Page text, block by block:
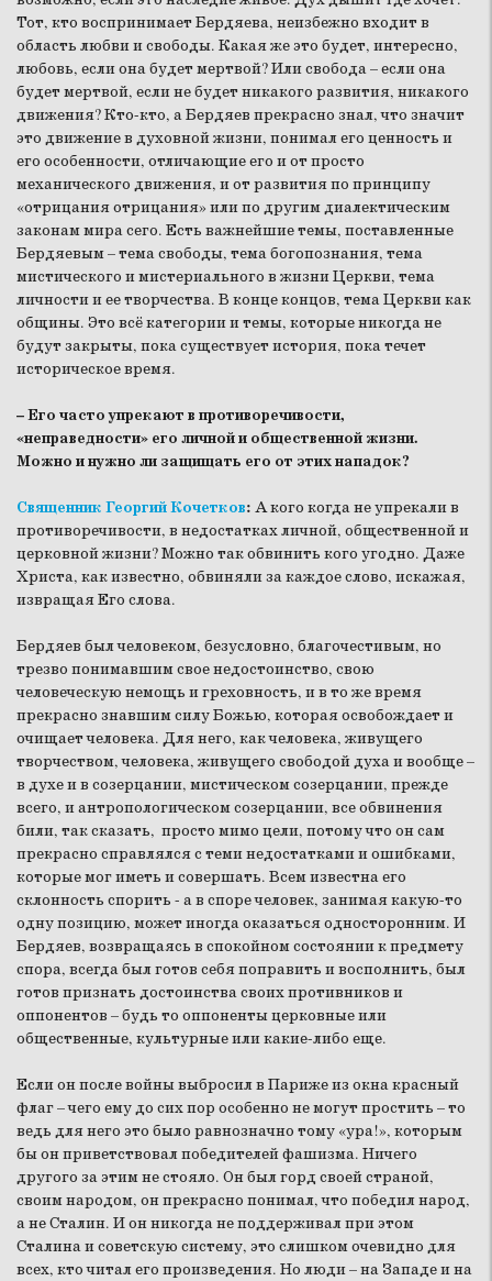
Тот, кто воспринимает Бердяева, неизбежно входит в
область любви и свободы. Какая же это будет, интересно,
любовь, если она будет мертвой? Или свобода – если она
будет мертвой, если не будет никакого развития, никакого
движения? Кто-кто, а Бердяев прекрасно знал, что значит
это движение в духовной жизни, понимал его ценность и
его особенности, отличающие его и от просто
механического движения, и от развития по принципу
«отрицания отрицания» или по другим диалектическим
законам мира сего. Есть важнейшие темы, поставленные
Бердяевым – тема свободы, тема богопознания, тема
мистического и мистериального в жизни Церкви, тема
личности и ее творчества. В конце концов, тема Церкви как
общины. Это всё категории и темы, которые никогда не
будут закрыты, пока существует история, пока течет
историческое время.
– Его часто упрекают в противоречивости,
«неправедности» его личной и общественной жизни.
Можно и нужно ли защищать его от этих нападок?
Священник Георгий Кочетков: А кого когда не упрекали в
противоречивости, в недостатках личной, общественной и
церковной жизни? Можно так обвинить кого угодно. Даже
Христа, как известно, обвиняли за каждое слово, искажая,
извращая Его слова.
Бердяев был человеком, безусловно, благочестивым, но
трезво понимавшим свое недостоинство, свою
человеческую немощь и греховность, и в то же время
прекрасно знавшим силу Божью, которая освобождает и
очищает человека. Для него, как человека, живущего
творчеством, человека, живущего свободой духа и вообще –
в духе и в созерцании, мистическом созерцании, прежде
всего, и антропологическом созерцании, все обвинения
били, так сказать, просто мимо цели, потому что он сам
прекрасно справлялся с теми недостатками и ошибками,
которые мог иметь и совершать. Всем известна его
склонность спорить - а в споре человек, занимая какую-то
одну позицию, может иногда оказаться односторонним. И
Бердяев, возвращаясь в спокойном состоянии к предмету
спора, всегда был готов себя поправить и восполнить, был
готов признать достоинства своих противников и
оппонентов – будь то оппоненты церковные или
общественные, культурные или какие-либо еще.
Если он после войны выбросил в Париже из окна красный
флаг – чего ему до сих пор особенно не могут простить – то
ведь для него это было равнозначно тому «ура!», которым
бы он приветствовал победителей фашизма. Ничего
другого за этим не стояло. Он был горд своей страной,
своим народом, он прекрасно понимал, что победил народ,
а не Сталин. И он никогда не поддерживал при этом
Сталина и советскую систему, это слишком очевидно для
всех, кто читал его произведения. Но люди – на Западе и на